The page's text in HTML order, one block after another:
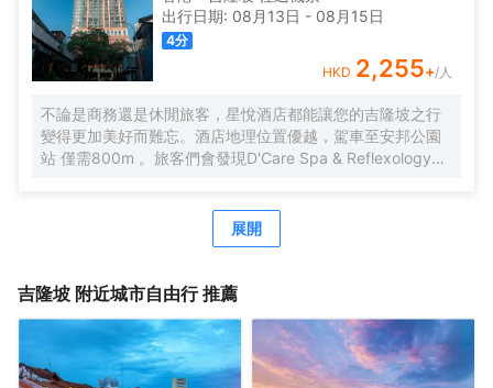
出行日期: 08月13日 - 08月15日
4分
HKD 2,255+/人
不論是商務還是休閒旅客，星悅酒店都能讓您的吉隆坡之行
變得更加美好而難忘。酒店地理位置優越，駕車至安邦公園
站 僅需800m 。旅客們會發現D'Care Spa & Reflexology、
客，酒店還為您提供了瓶裝水。除此之外，配備有拖鞋和24
小時熱水的浴室是您消除一天疲勞的好地方。在空閒的時
自己的房間舒適的用餐，酒店可提供客房服務。若是覺得酒
的香蘭葉蛋奶煎糕、Nobu（日本料理）的Black Cod With
Miso和Restoran Rebung Chef Ismail（東南亞菜）的亞參叻
沙或許能勾起您的食慾。酒店種類繁多的休閒設施能為每一
展開
吉隆坡 附近城市自由行 推薦